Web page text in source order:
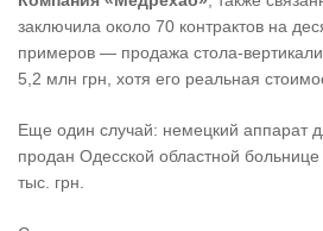
заключила около 70 контрактов на
примеров — продажа стола-
5,2 млн грн, хотя его реальная
Еще один случай: немецкий аппарат
продан Одесской областной
тыс. грн.